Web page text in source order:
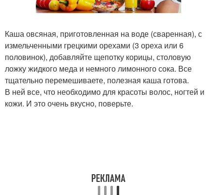
Каша овсяная, приготовленная на воде (сваренная), с
измельченными грецкими орехами (3 ореха или 6
половинок), добавляйте щепотку корицы, столовую
ложку жидкого меда и немного лимонного сока. Все
тщательно перемешиваете, полезная каша готова.
В ней все, что необходимо для красоты волос, ногтей и
кожи. И это очень вкусно, поверьте.